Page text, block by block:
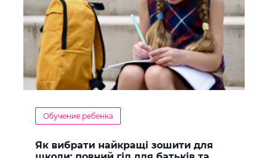
Обучение ребенка
Як вибрати найкращі зошити для